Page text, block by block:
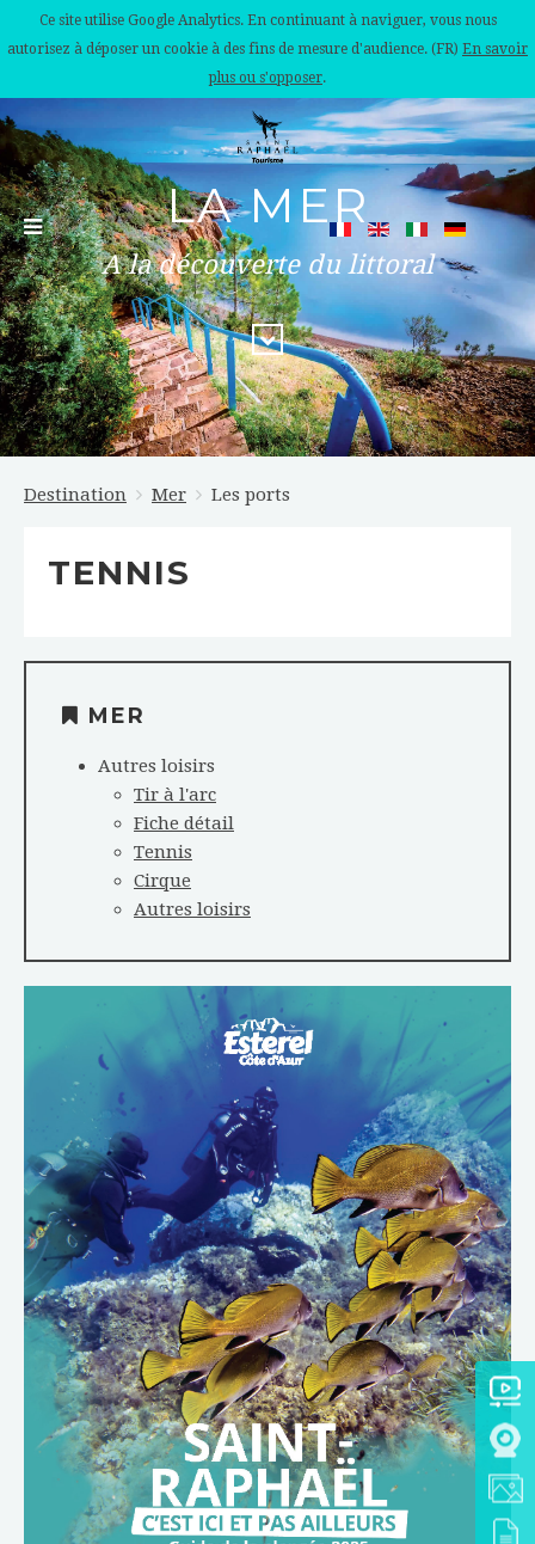
Ce site utilise Google Analytics. En continuant à naviguer, vous nous
autorisez à déposer un cookie à des fins de mesure d'audience. (FR) En savoir
plus ou s'opposer.
LA MER
A la découverte du littoral
Destination Mer Les ports
TENNIS
MER
Autres loisirs
Tir à l'arc
Fiche détail
Tennis
Cirque
Autres loisirs
TÉLÉCHARGER